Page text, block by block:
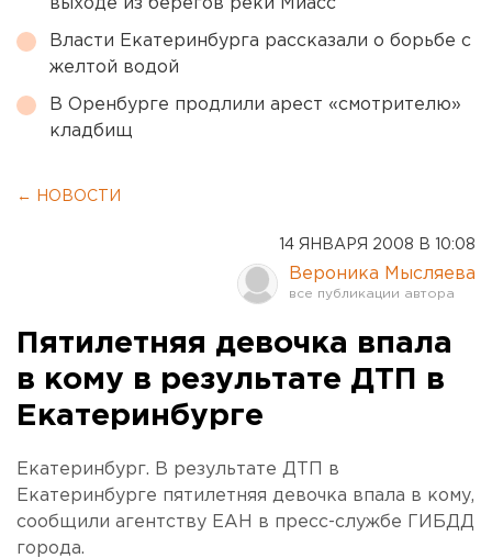
выходе из берегов реки Миасс
Власти Екатеринбурга рассказали о борьбе с
желтой водой
В Оренбурге продлили арест «смотрителю»
кладбищ
← НОВОСТИ
14 ЯНВАРЯ 2008 В 10:08
Вероника Мысляева
Пятилетняя девочка впала
в кому в результате ДТП в
Екатеринбурге
Екатеринбург. В результате ДТП в
Екатеринбурге пятилетняя девочка впала в кому,
сообщили агентству ЕАН в пресс-службе ГИБДД
города.